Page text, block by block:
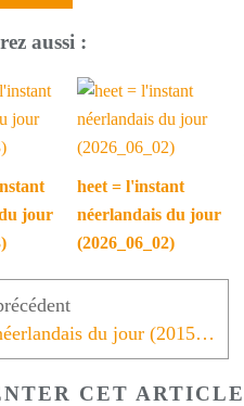
aussi :
jour
heet = l'instant
néerlandais du jour
(2026_06_02)
L'instant néerlandais du jour (2015_02_18)
CET ARTICLE